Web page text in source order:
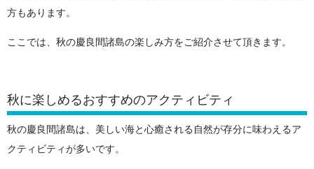
方もあります。
ここでは、秋の慶良間諸島の楽しみ方をご紹介させて頂きます。
秋に楽しめるおすすめのアクティビティ
秋の慶良間諸島は、美しい海と心癒される自然が存分に味わえるア
クティビティが多いです。